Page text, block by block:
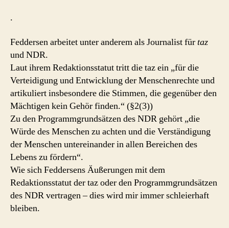
.
Feddersen arbeitet unter anderem als Journalist fürtaz
und NDR.
Laut ihrem Redaktionsstatut tritt die taz ein „für die
Verteidigung und Entwicklung der Menschenrechte und
artikuliert insbesondere die Stimmen, die gegenüber den
Mächtigen kein Gehör finden.“ (§2(3))
Zu den Programmgrundsätzen des NDR gehört „die
Würde des Menschen zu achten und die Verständigung
der Menschen untereinander in allen Bereichen des
Lebens zu fördern“.
Wie sich Feddersens Äußerungen mit dem
Redaktionsstatut der taz oder den Programmgrundsätzen
des NDR vertragen – dies wird mir immer schleierhaft
bleiben.